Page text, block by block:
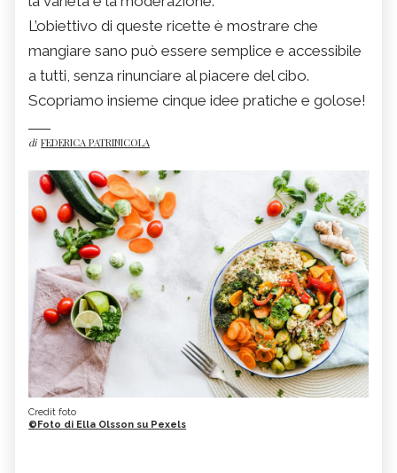
L’obiettivo di queste ricette è mostrare che
mangiare sano può essere semplice e accessibile
a tutti, senza rinunciare al piacere del cibo.
Scopriamo insieme cinque idee pratiche e golose!
di FEDERICA PATRINICOLA
Credit foto
©Foto di Ella Olsson su Pexels